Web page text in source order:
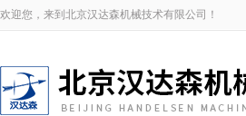
欢迎您，来到北京汉达森机械技术有限公司！